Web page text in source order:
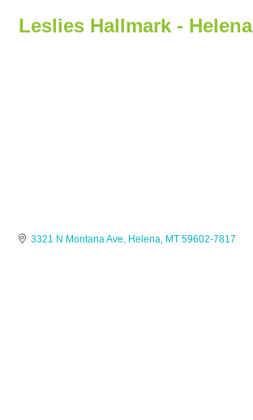
Leslies Hallmark - Helena
3321 N Montana Ave Helena MT 59602-7817